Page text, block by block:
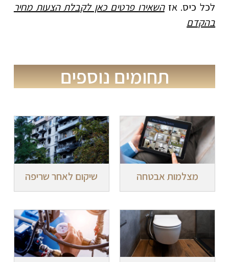
לכל כיס. אזהשאירו פרטים כאן לקבלת הצעות מחיר
בהקדם
תחומים נוספים
מצלמות אבטחה שיקום לאחר שריפה